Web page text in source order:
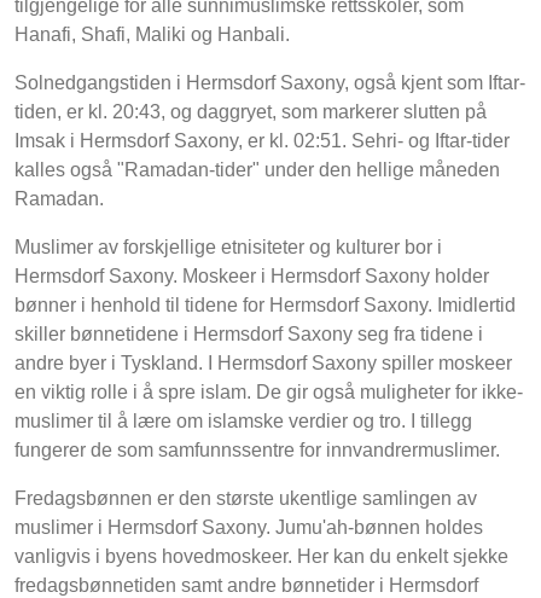
tilgjengelige for alle sunnimuslimske rettsskoler, som
Hanafi, Shafi, Maliki og Hanbali.
Solnedgangstiden i Hermsdorf Saxony, også kjent som Iftar-
tiden, er kl. 20:43, og daggryet, som markerer slutten på
Imsak i Hermsdorf Saxony, er kl. 02:51. Sehri- og Iftar-tider
kalles også "Ramadan-tider" under den hellige måneden
Ramadan.
Muslimer av forskjellige etnisiteter og kulturer bor i
Hermsdorf Saxony. Moskeer i Hermsdorf Saxony holder
bønner i henhold til tidene for Hermsdorf Saxony. Imidlertid
skiller bønnetidene i Hermsdorf Saxony seg fra tidene i
andre byer i Tyskland. I Hermsdorf Saxony spiller moskeer
en viktig rolle i å spre islam. De gir også muligheter for ikke-
muslimer til å lære om islamske verdier og tro. I tillegg
fungerer de som samfunnssentre for innvandrermuslimer.
Fredagsbønnen er den største ukentlige samlingen av
muslimer i Hermsdorf Saxony. Jumu'ah-bønnen holdes
vanligvis i byens hovedmoskeer. Her kan du enkelt sjekke
fredagsbønnetiden samt andre bønnetider i Hermsdorf